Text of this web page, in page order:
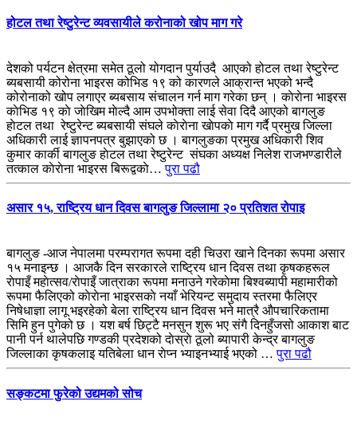
होटल तथा रेष्टुरेन्ट व्यवसायीले करोनाको खोप माग गरे
देशको पर्यटन क्षेत्रमा समेत ठूलो योगदान पुर्याउदै आएको होटल तथा रेष्टुरेन्ट
ब्यबसायी कोरोना भाइरस कोभिड १९ को कारणले आक्रान्त भएको भन्दै
कोरोनाको खोप लगाएर ब्यबसाय संचालन गर्न माग गरेका छन् । काेराेना भाइरस
काेभिड १९ काे जाेखिम माेल्दै आम उपभोक्ता लाई सेवा दिदै आएको बागलुङ
हाेटल तथा रेष्टुरेन्ट ब्यबसायी संघले काेराेना खाेपकाे माग गर्दै प्रमुख जिल्ला
अधिकारी लाई ज्ञापनपत्र बुझाएको छ । बागलुङका प्रमुख अधिकारी शिव
कुमार कार्की बागलुङ हाेटल तथा रेष्टुरेन्ट संघका अध्यक्ष निलेश राजभण्डारीले
तत्काल काेराेना भाइरस बिरूद्वकाे…पुरा पढौ
असार १५, राष्ट्रिय धान दिवस बागलुङ जिल्लामा २० प्रतिशत रोपाइ
बागलुङ -आज नेपालमा परम्परागत रूपमा दही चिउरा खाने दिनका रूपमा असार
१५ मनाइन्छ । आजकै दिन सरकारले राष्ट्रिय धान दिवस तथा कृषकहरूल
राेपाइँ महाेत्सव/राेपाइँ जात्राका रूपमा मनाउने गरेकाेमा बिश्वब्यापी महामारीको
रूपमा फैलिएको काेराेना भाइरसकाे नयाँ भेरियन्ट समुदाय स्तरमा फैलिएर
निषेधाज्ञा लागू भइरहेको बेला राष्ट्रिय धान दिवस भने मात्रै आ‌ैपचारिकतामा
सिमि हुन पुगेको छ । यश बर्ष छिट्टै मनसुन शुरू भए संगै दिनहुँजसो आकाश बाट
पानी पर्न थालेपछि गण्डकी प्रदेशको दाेस्राे ठूलो ब्यापारी केन्द्र बागलुङ
जिल्लाका कृषकलाइ यतिबेला धान राेप्न भ्याइनभ्याई भएको …पुरा पढौ
सङ्कटमा फुरेको उद्यमको सोच